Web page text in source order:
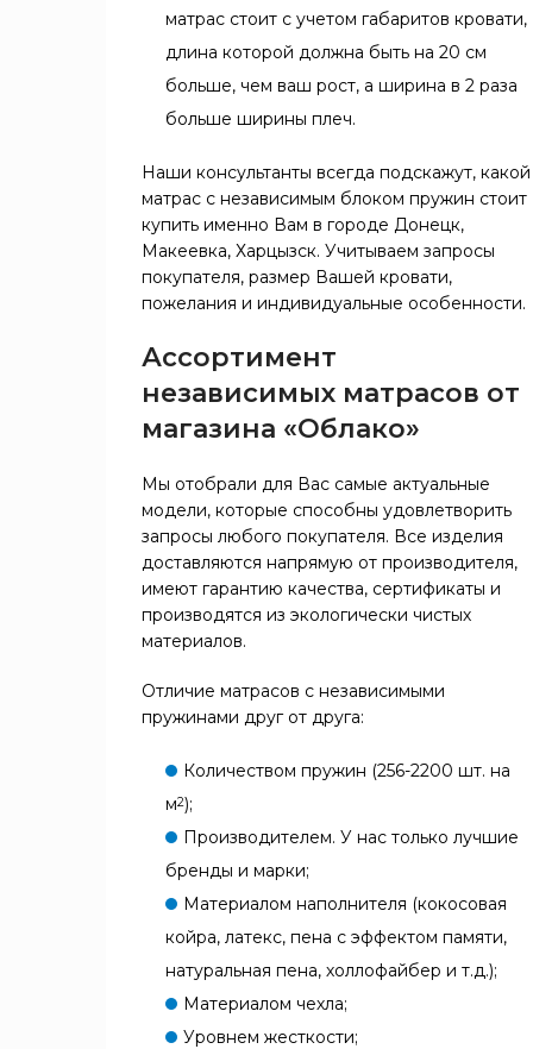
матрас стоит с учетом габаритов кровати,
длина которой должна быть на 20 см
больше, чем ваш рост, а ширина в 2 раза
больше ширины плеч.
Наши консультанты всегда подскажут, какой
матрас с независимым блоком пружин стоит
купить именно Вам в городе Донецк,
Макеевка, Харцызск. Учитываем запросы
покупателя, размер Вашей кровати,
пожелания и индивидуальные особенности.
Ассортимент
независимых матрасов от
магазина «Облако»
Мы отобрали для Вас самые актуальные
модели, которые способны удовлетворить
запросы любого покупателя. Все изделия
доставляются напрямую от производителя,
имеют гарантию качества, сертификаты и
производятся из экологически чистых
материалов.
Отличие матрасов с независимыми
пружинами друг от друга:
Количеством пружин (256-2200 шт. на
м2);
Производителем. У нас только лучшие
бренды и марки;
Материалом наполнителя (кокосовая
койра, латекс, пена с эффектом памяти,
натуральная пена, холлофайбер и т.д.);
Материалом чехла;
Уровнем жесткости;